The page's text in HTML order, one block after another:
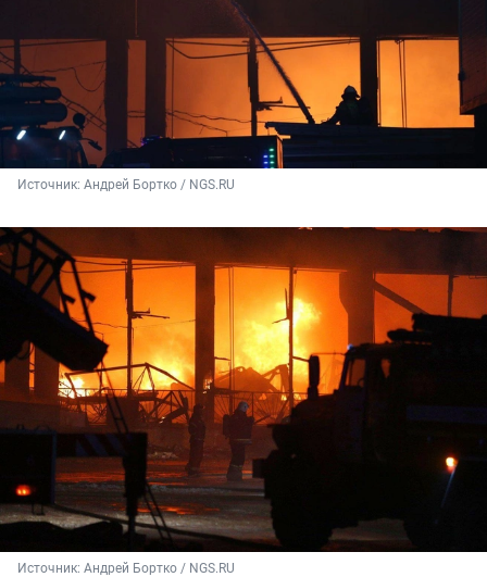
Источник: Андрей Бортко / NGS.RU
Источник: Андрей Бортко / NGS.RU